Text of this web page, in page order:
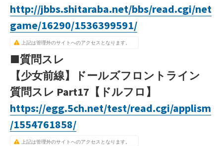
http://jbbs.shitaraba.net/bbs/read.cgi/net
game/16290/1536399591/
上記は管理外のサイトへのアクセスとなります。
■質問スレ
【少女前線】ドールズフロントライン
質問スレ Part17【ドルフロ】
https://egg.5ch.net/test/read.cgi/applism
/1554761858/
上記は管理外のサイトへのアクセスとなります。